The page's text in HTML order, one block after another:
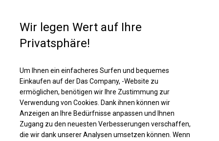
Robustes Lagerzelt | 5x8 m
Wir legen Wert auf Ihre
Privatsphäre!
Um Ihnen ein einfacheres Surfen und bequemes
Einkaufen auf der Das Company, -Website zu
ermöglichen, benötigen wir Ihre Zustimmung zur
Verwendung von Cookies. Dank ihnen können wir
Anzeigen an Ihre Bedürfnisse anpassen und Ihnen
Zugang zu den neuesten Verbesserungen verschaffen,
die wir dank unserer Analysen umsetzen können. Wenn